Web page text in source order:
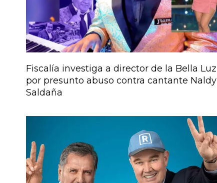
Fiscalía investiga a director de la Bella Luz
por presunto abuso contra cantante Naldy
Saldaña